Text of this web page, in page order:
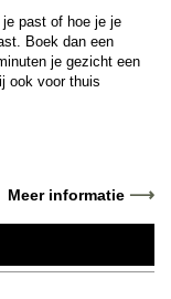
past of hoe je je
Boek dan een
je gezicht een
ook voor thuis
Meer informatie ⟶